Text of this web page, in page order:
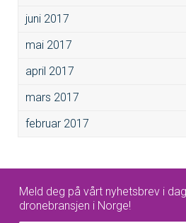
juni 2017
mai 2017
april 2017
mars 2017
februar 2017
Meld deg på vårt nyhetsbrev i
dronebransjen i Norge!